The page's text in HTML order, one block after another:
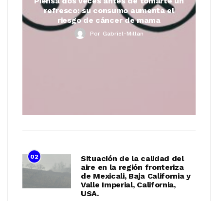
refresco: su consumo aumenta el
riesgo de cáncer de mama
Por Gabriel-Millan
02
Situación de la calidad del
aire en la región fronteriza
de Mexicali, Baja California y
Valle Imperial, California,
USA.